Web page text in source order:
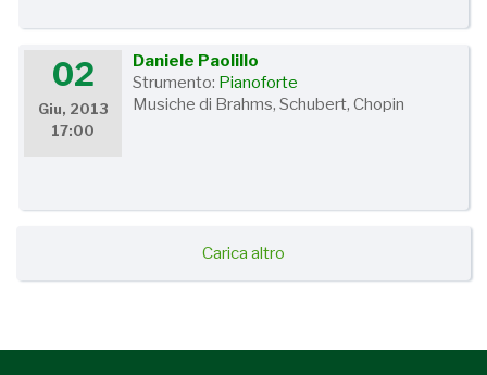
02
Giu, 2013
17:00
Daniele Paolillo
Strumento: Pianoforte
Musiche di Brahms, Schubert, Chopin
Carica altro